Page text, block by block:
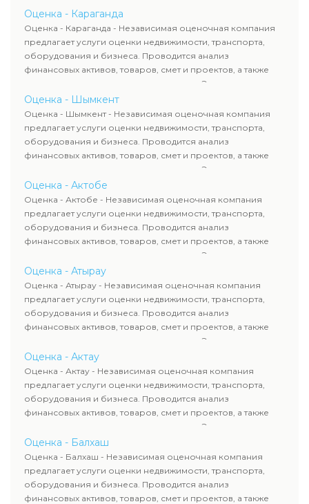
определяют рыночную стоимость имущества и
рассчитывают ущерб. Все отчеты соответствуют
требованиям законодательства и используются для
сделок, кредитования и судебных процессов.
Оценка - Караганда
Оценка - Караганда - Независимая оценочная компания
предлагает услуги оценки недвижимости, транспорта,
оборудования и бизнеса. Проводится анализ
финансовых активов, товаров, смет и проектов, а также
оценка животных и недропользования. Эксперты
определяют рыночную стоимость имущества и
рассчитывают ущерб. Все отчеты соответствуют
требованиям законодательства и используются для
сделок, кредитования и судебных процессов.
Оценка - Шымкент
Оценка - Шымкент - Независимая оценочная компания
предлагает услуги оценки недвижимости, транспорта,
оборудования и бизнеса. Проводится анализ
финансовых активов, товаров, смет и проектов, а также
оценка животных и недропользования. Эксперты
определяют рыночную стоимость имущества и
рассчитывают ущерб. Все отчеты соответствуют
требованиям законодательства и используются для
сделок, кредитования и судебных процессов.
Оценка - Актобе
Оценка - Актобе - Независимая оценочная компания
предлагает услуги оценки недвижимости, транспорта,
оборудования и бизнеса. Проводится анализ
финансовых активов, товаров, смет и проектов, а также
оценка животных и недропользования. Эксперты
определяют рыночную стоимость имущества и
рассчитывают ущерб. Все отчеты соответствуют
требованиям законодательства и используются для
сделок, кредитования и судебных процессов.
Оценка - Атырау
Оценка - Атырау - Независимая оценочная компания
предлагает услуги оценки недвижимости, транспорта,
оборудования и бизнеса. Проводится анализ
финансовых активов, товаров, смет и проектов, а также
оценка животных и недропользования. Эксперты
определяют рыночную стоимость имущества и
рассчитывают ущерб. Все отчеты соответствуют
требованиям законодательства и используются для
сделок, кредитования и судебных процессов.
Оценка - Актау
Оценка - Актау - Независимая оценочная компания
предлагает услуги оценки недвижимости, транспорта,
оборудования и бизнеса. Проводится анализ
финансовых активов, товаров, смет и проектов, а также
оценка животных и недропользования. Эксперты
определяют рыночную стоимость имущества и
рассчитывают ущерб. Все отчеты соответствуют
требованиям законодательства и используются для
сделок, кредитования и судебных процессов.
Оценка - Балхаш
Оценка - Балхаш - Независимая оценочная компания
предлагает услуги оценки недвижимости, транспорта,
оборудования и бизнеса. Проводится анализ
финансовых активов, товаров, смет и проектов, а также